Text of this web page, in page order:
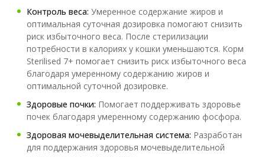
Контроль веса: Умеренное содержание жиров и
оптимальная суточная дозировка помогают снизить
риск избыточного веса. После стерилизации
потребности в калориях у кошки уменьшаются. Корм
Sterilised 7+ помогает снизить риск избыточного веса
благодаря умеренному содержанию жиров и
оптимальной суточной дозировке.
Здоровые почки: Помогает поддерживать здоровье
почек благодаря умеренному содержанию фосфора.
Здоровая мочевыделительная система: Разработан
для поддержания здоровья мочевыделительной